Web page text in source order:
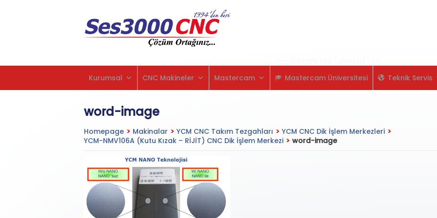
Kurumsal
CNC Makineler Mastercam Mastercam Üniversitesi Teknik Servis
word-image
Homepage > Makinalar > YCM CNC Takım Tezgahları > YCM CNC Dik İşlem Merkezleri >
YCM-NMV106A (Kutu Kızak – RİJİT) CNC Dik İşlem Merkezi > word-image